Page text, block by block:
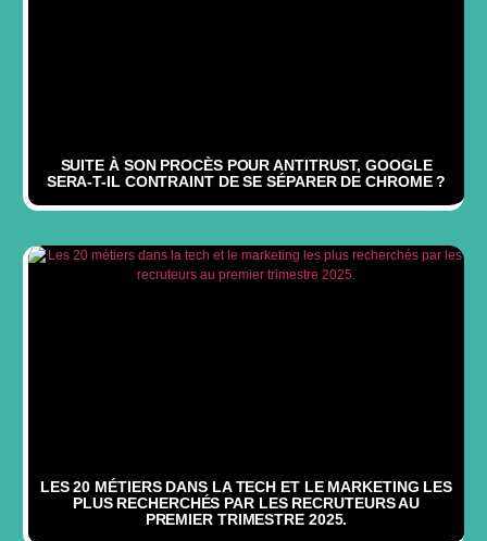
SUITE À SON PROCÈS POUR ANTITRUST, GOOGLE
SERA-T-IL CONTRAINT DE SE SÉPARER DE CHROME ?
LES 20 MÉTIERS DANS LA TECH ET LE MARKETING LES
PLUS RECHERCHÉS PAR LES RECRUTEURS AU
PREMIER TRIMESTRE 2025.